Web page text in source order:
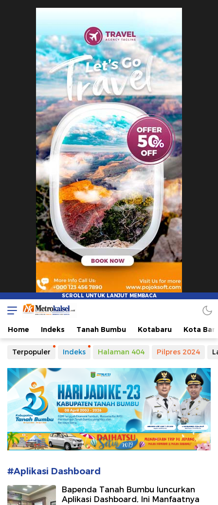
Metro Kalsel
Media Online Terkini, Faktual dan Mendidik
Home Indeks Tanah Bumbu Kotabaru Kota
Terpopuler Indeks Halaman 404 Pilpres 2024
#Aplikasi Dashboard
Bapenda Tanah Bumbu luncurkan
Aplikasi Dashboard, Ini Manfaatnya